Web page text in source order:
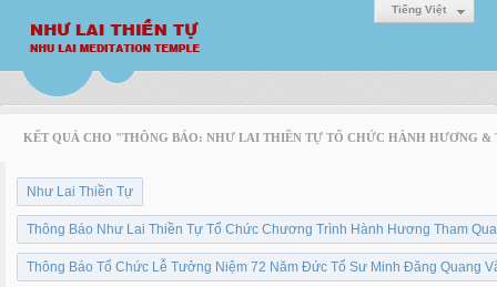
Tiếng Việt
KẾT QUẢ CHO "THÔNG BÁO: NHƯ LAI THIỀN TỰ TỔ CHỨC HÀNH HƯƠNG
Như Lai Thiền Tự
Thông Báo Như Lai Thiền Tự Tổ Chức Chương Trình Hành Hương Tham
Thông Báo Tổ Chức Lễ Tưởng Niệm 72 Năm Đức Tổ Sư Minh Đăng Quang